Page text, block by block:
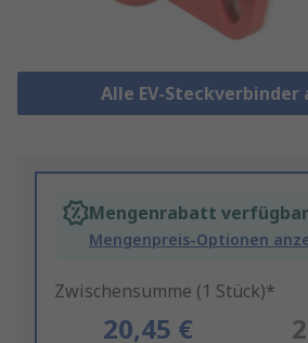
Alle EV-Steckverbinder
Mengenrabatt verfügbar
Mengenpreis-Optionen
Zwischensumme (1 Stück)*
20,45 €